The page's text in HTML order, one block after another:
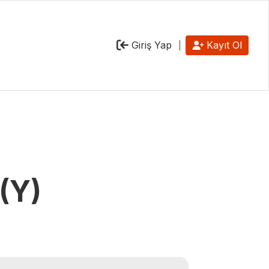
Giriş Yap Kayıt Ol